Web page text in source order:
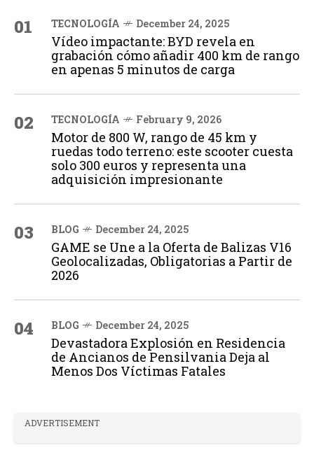
01 TECNOLOGÍA December 24, 2025
Vídeo impactante: BYD revela en
grabación cómo añadir 400 km de rango
en apenas 5 minutos de carga
02 TECNOLOGÍA February 9, 2026
Motor de 800 W, rango de 45 km y
ruedas todo terreno: este scooter cuesta
solo 300 euros y representa una
adquisición impresionante
03 BLOG December 24, 2025
GAME se Une a la Oferta de Balizas V16
Geolocalizadas, Obligatorias a Partir de
2026
04 BLOG December 24, 2025
Devastadora Explosión en Residencia
de Ancianos de Pensilvania Deja al
Menos Dos Víctimas Fatales
ADVERTISEMENT